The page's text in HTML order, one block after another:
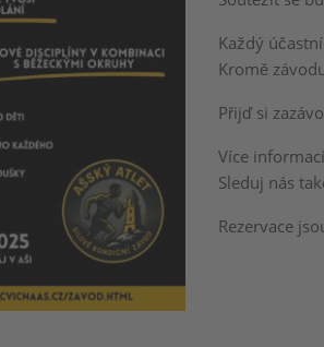
Každý
Kromě
Přijď si
Více
Sleduj nás
Rezervace